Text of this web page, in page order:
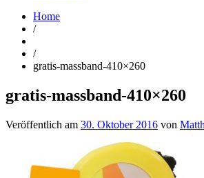
Home
/
/
gratis-massband-410×260
gratis-massband-410×260
Veröffentlich am 30. Oktober 2016 von